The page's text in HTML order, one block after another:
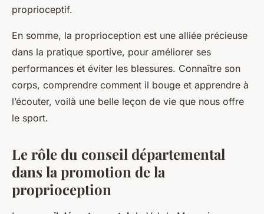
proprioceptif.
En somme, la proprioception est une alliée précieuse
dans la pratique sportive, pour améliorer ses
performances et éviter les blessures. Connaître son
corps, comprendre comment il bouge et apprendre à
l’écouter, voilà une belle leçon de vie que nous offre
le sport.
Le rôle du conseil départemental
dans la promotion de la
proprioception